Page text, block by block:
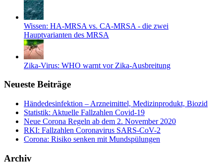
Wissen: HA-MRSA vs. CA-MRSA - die zwei
Hauptvarianten des MRSA
Zika-Virus: WHO warnt vor Zika-Ausbreitung
Neueste Beiträge
Händedesinfektion – Arzneimittel, Medizinprodukt, Biozid
Statistik: Aktuelle Fallzahlen Covid-19
Neue Corona Regeln ab dem 2. November 2020
RKI: Fallzahlen Coronavirus SARS-CoV-2
Corona: Risiko senken mit Mundspülungen
Archiv